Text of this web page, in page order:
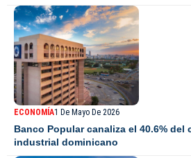
ECONOMÍA1 De Mayo De 2026
Banco Popular canaliza el 40.6% del
industrial dominicano